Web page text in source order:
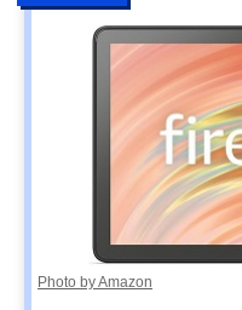
Photo by Amazon